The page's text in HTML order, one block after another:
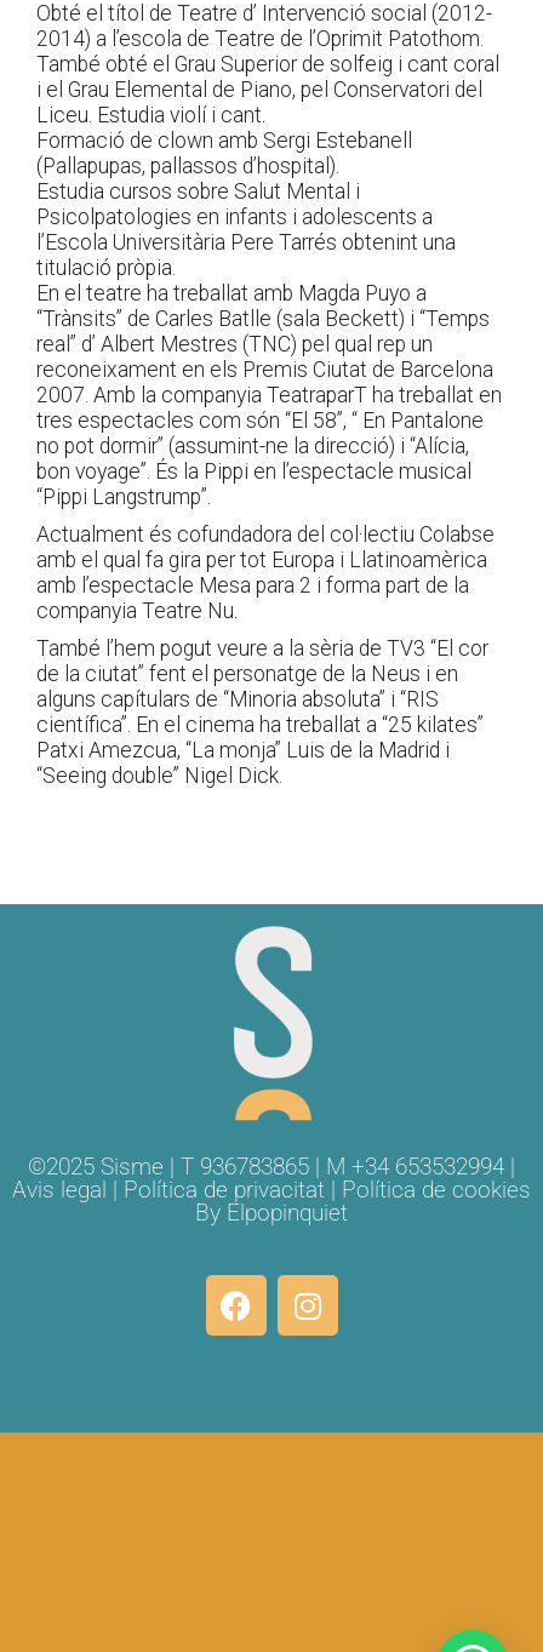
Obté el títol de Teatre d’ Intervenció social (2012-
2014) a l’escola de Teatre de l’Oprimit Patothom.
També obté el Grau Superior de solfeig i cant coral
i el Grau Elemental de Piano, pel Conservatori del
Liceu. Estudia violí i cant.
Formació de clown amb Sergi Estebanell
(Pallapupas, pallassos d’hospital).
Estudia cursos sobre Salut Mental i
Psicolpatologies en infants i adolescents a
l’Escola Universitària Pere Tarrés obtenint una
titulació pròpia.
En el teatre ha treballat amb Magda Puyo a
“Trànsits” de Carles Batlle (sala Beckett) i “Temps
real” d’ Albert Mestres (TNC) pel qual rep un
reconeixament en els Premis Ciutat de Barcelona
2007. Amb la companyia TeatraparT ha treballat en
tres espectacles com són “El 58”, “ En Pantalone
no pot dormir” (assumint-ne la direcció) i “Alícia,
bon voyage”. És la Pippi en l’espectacle musical
“Pippi Langstrump”.
Actualment és cofundadora del col·lectiu Colabse
amb el qual fa gira per tot Europa i Llatinoamèrica
amb l’espectacle Mesa para 2 i forma part de la
companyia Teatre Nu.
També l’hem pogut veure a la sèria de TV3 “El cor
de la ciutat” fent el personatge de la Neus i en
alguns capítulars de “Minoria absoluta” i “RIS
científica”. En el cinema ha treballat a “25 kilates”
Patxi Amezcua, “La monja” Luis de la Madrid i
“Seeing double” Nigel Dick.
©2025 Sisme | T 936783865 | M +34 653532994 |
Avis legal | Política de privacitat | Política de cookies
By Elpopinquiet